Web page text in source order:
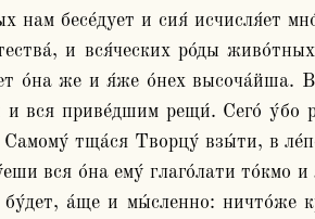
и вся́ческих ро́ды
о́на же и я́же о́нех
вся приве́дшим рещи́. Сего́ у́бо
тща́ся Творцу́ взы́ти, в
вся о́на ему́ глаго́лати то́кмо
а́ще и мы́сленно: ничто́же